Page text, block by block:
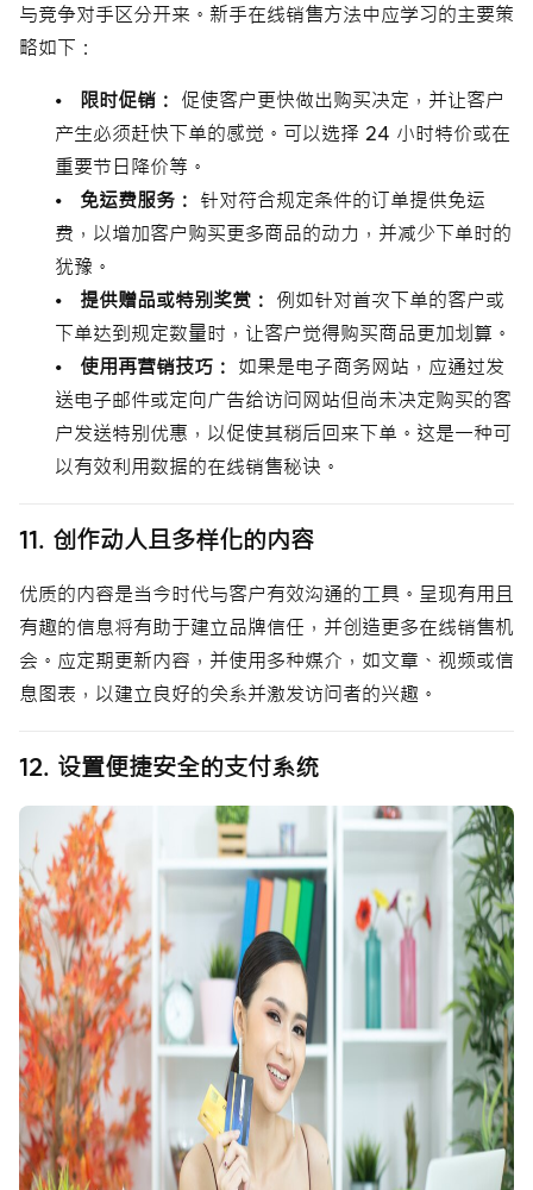
与竞争对手区分开来。新手在线销售方法中应学习的主要策
略如下：
• 限时促销： 促使客户更快做出购买决定，并让客户
产生必须赶快下单的感觉。可以选择 24 小时特价或在
重要节日降价等。
• 免运费服务： 针对符合规定条件的订单提供免运
费，以增加客户购买更多商品的动力，并减少下单时的
犹豫。
• 提供赠品或特别奖赏： 例如针对首次下单的客户或
下单达到规定数量时，让客户觉得购买商品更加划算。
• 使用再营销技巧： 如果是电子商务网站，应通过发
送电子邮件或定向广告给访问网站但尚未决定购买的客
户发送特别优惠，以促使其稍后回来下单。这是一种可
以有效利用数据的在线销售秘诀。
11. 创作动人且多样化的内容
优质的内容是当今时代与客户有效沟通的工具。呈现有用且
有趣的信息将有助于建立品牌信任，并创造更多在线销售机
会。应定期更新内容，并使用多种媒介，如文章、视频或信
息图表，以建立良好的关系并激发访问者的兴趣。
12. 设置便捷安全的支付系统